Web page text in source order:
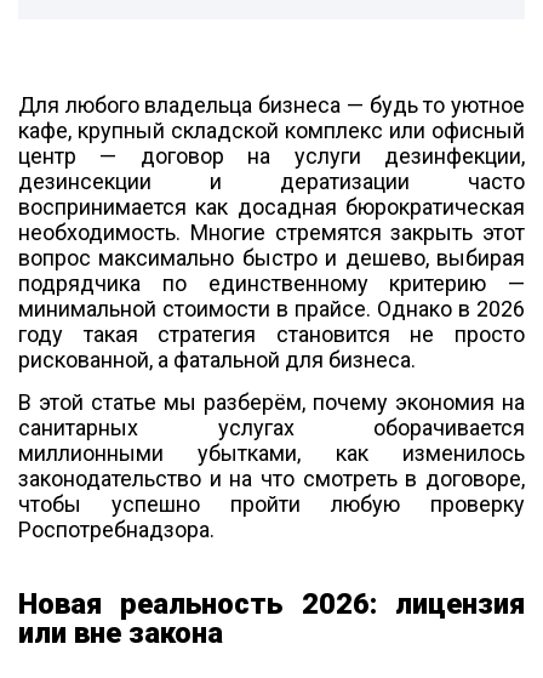
Для любого владельца бизнеса — будь то уютное
кафе, крупный складской комплекс или офисный
центр — договор на услуги дезинфекции,
дезинсекции и дератизации часто
воспринимается как досадная бюрократическая
необходимость. Многие стремятся закрыть этот
вопрос максимально быстро и дешево, выбирая
подрядчика по единственному критерию —
минимальной стоимости в прайсе. Однако в 2026
году такая стратегия становится не просто
рискованной, а фатальной для бизнеса.
В этой статье мы разберём, почему экономия на
санитарных услугах оборачивается
миллионными убытками, как изменилось
законодательство и на что смотреть в договоре,
чтобы успешно пройти любую проверку
Роспотребнадзора.
Новая реальность 2026: лицензия
или вне закона